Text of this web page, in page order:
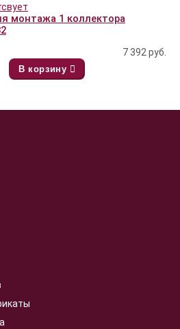
монтажа 1 коллектора
7 392руб.
В корзину